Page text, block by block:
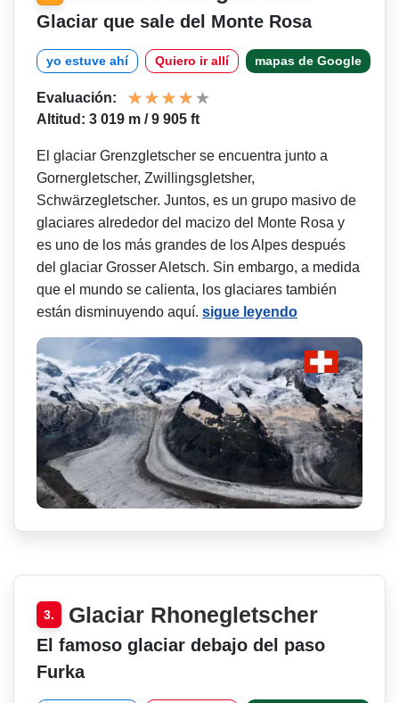
Glaciar que sale del Monte Rosa
yo estuve ahí Quiero ir allí mapas de Google
Evaluación:
Altitud: 3 019 m / 9 905 ft
El glaciar Grenzgletscher se encuentra junto a
Gornergletscher, Zwillingsgletsher,
Schwärzegletscher. Juntos, es un grupo masivo de
glaciares alrededor del macizo del Monte Rosa y
es uno de los más grandes de los Alpes después
del glaciar Grosser Aletsch. Sin embargo, a medida
que el mundo se calienta, los glaciares también
están disminuyendo aquí. sigue leyendo
3. Glaciar Rhonegletscher
El famoso glaciar debajo del paso
Furka